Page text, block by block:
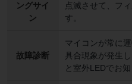
ングサイ
ン
点滅させて、フ
す。
故障診断
マイコンが常に
具合現象が発生
と室外LEDでお知